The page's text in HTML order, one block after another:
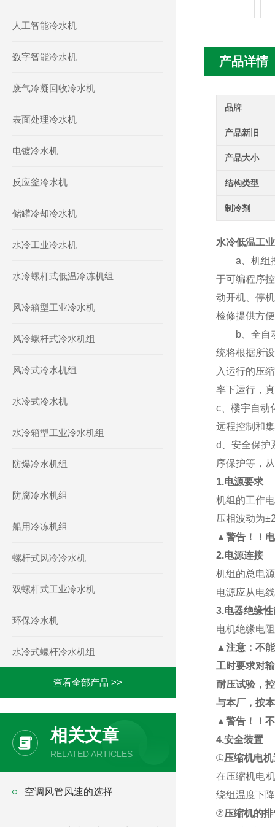
人工智能冷水机
数字智能冷水机
废气冷凝回收冷水机
表面处理冷水机
电镀冷水机
反应釜冷水机
储罐冷却冷水机
水冷工业冷水机
水冷螺杆式低温冷冻机组
风冷箱型工业冷水机
风冷螺杆式冷水机组
风冷式冷水机组
水冷式冷水机
水冷箱型工业冷水机组
防爆冷水机组
防腐冷水机组
船用冷冻机组
螺杆式风冷冷水机
双螺杆式工业冷水机
环保冷水机
水冷式螺杆冷水机组
查看全部产品 >>
相关文章
RELATED ARTICLES
空调风管风速的选择
产品详情
品牌
产品新旧
产品大小
结构类型
制冷剂
水冷低温工
a、机组控
于可编程序
动开机、停
检修提供方
b、全自动
统将根据所
入运行的压
率下运行，
c、楼宇自动
远程控制和
d、安全保护
序保护等，
1.电源要求
机组的工作
压相波动为
▲ 警告！！
2.电源连接
机组的总电
电源应从电
3.电器绝缘性
电机绝缘电
▲ 注意：不
工时要求对
耐压试验，
与本厂，按
▲ 警告！！
4.安全装置
①压缩机电
在压缩机电
绕组温度下
②压缩机的